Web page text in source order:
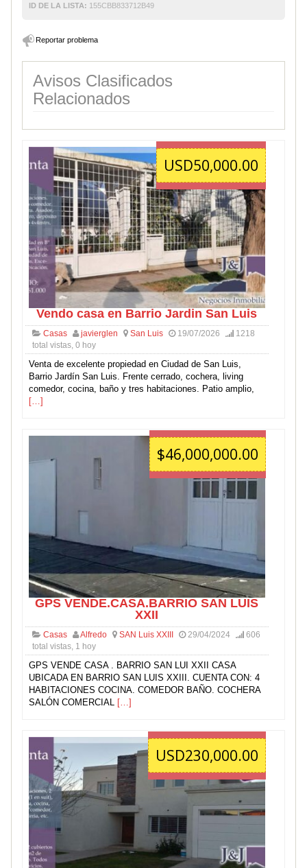
ID DE LA LISTA: 155CBB833712B49
Reportar problema
Avisos Clasificados
Relacionados
USD50,000.00
Vendo casa en Barrio Jardin San Luis
Casas javierglen San Luis 19/07/2026
1218
total vistas, 0 hoy
Venta de excelente propiedad en Ciudad de San Luis,
Barrio Jardín San Luis. Frente cerrado, cochera, living
comedor, cocina, baño y tres habitaciones. Patio amplio,
[…]
$46,000,000.00
GPS VENDE.CASA.BARRIO SAN LUIS
XXII
Casas Alfredo SAN Luis XXIII 29/04/2024
606
total vistas, 1 hoy
GPS VENDE CASA . BARRIO SAN LUI XXII CASA
UBICADA EN BARRIO SAN LUIS XXIII. CUENTA CON: 4
HABITACIONES COCINA. COMEDOR BAÑO. COCHERA
SALÓN COMERCIAL […]
USD230,000.00